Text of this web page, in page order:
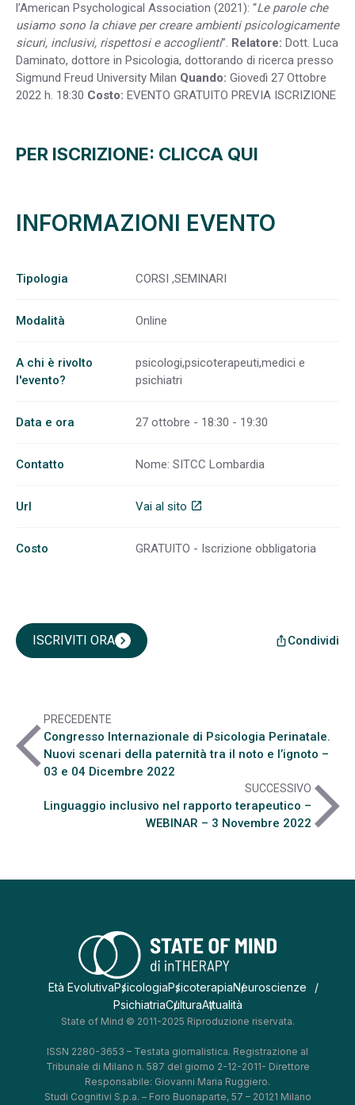
l’American Psychological Association (2021): “Le parole che
usiamo sono la chiave per creare ambienti psicologicamente
sicuri, inclusivi, rispettosi e accoglienti”. Relatore: Dott. Luca
Daminato, dottore in Psicologia, dottorando di ricerca presso
Sigmund Freud University Milan Quando: Giovedì 27 Ottobre
2022 h. 18:30 Costo: EVENTO GRATUITO PREVIA ISCRIZIONE
PER ISCRIZIONE: CLICCA QUI
INFORMAZIONI EVENTO
Tipologia CORSI ,SEMINARI
Modalità Online
A chi è rivolto
l'evento?
psicologi,psicoterapeuti,medici e
psichiatri
Data e ora 27 ottobre - 18:30 - 19:30
Contatto Nome: SITCC Lombardia
Url Vai al sito open_in_new
Costo GRATUITO - Iscrizione obbligatoria
ISCRIVITI ORAchevron_right ios_shareCondividi
arrow_back_ios
PRECEDENTE
Congresso Internazionale di Psicologia Perinatale.
Nuovi scenari della paternità tra il noto e l’ignoto –
03 e 04 Dicembre 2022
SUCCESSIVO
Linguaggio inclusivo nel rapporto terapeutico –
WEBINAR – 3 Novembre 2022arrow_forward_ios
Età EvolutivaPsicologiaPsicoterapiaNeuroscienze
PsichiatriaCulturaAttualità
State of Mind © 2011-2025 Riproduzione riservata.
ISSN 2280-3653 – Testata giornalistica. Registrazione al
Tribunale di Milano n. 587 del giorno 2-12-2011- Direttore
Responsabile: Giovanni Maria Ruggiero.
Studi Cognitivi S.p.a. – Foro Buonaparte, 57 – 20121 Milano